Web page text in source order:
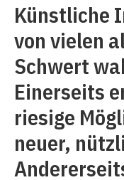
Künstliche
von vielen
Schwert
Einerseits
riesige
neuer,